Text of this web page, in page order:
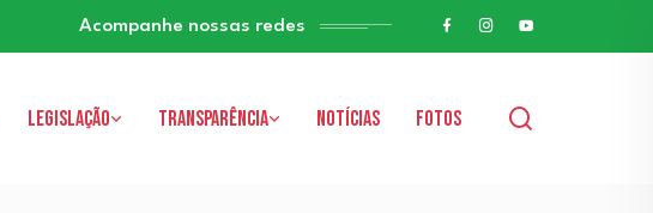
Acompanhe nossas redes
Legislação Transparência Notícias Fotos